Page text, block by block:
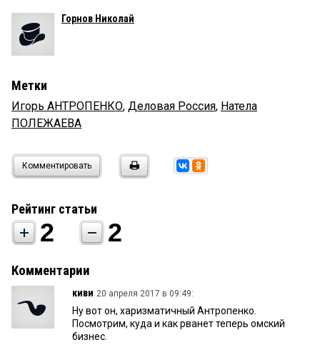
Горнов Николай
Метки
Игорь АНТРОПЕНКО, Деловая Россия, Натела
ПОЛЕЖАЕВА
Комментировать
Рейтинг статьи
2 2
Комментарии
киви 20 апреля 2017 в 09:49:
Ну вот он, харизматичный Антропенко.
Посмотрим, куда и как рванет теперь омский
бизнес.